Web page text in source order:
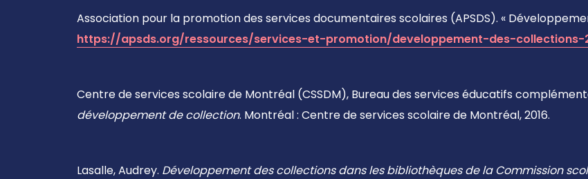
Association pour la promotion des services documentaires scolaires (APSDS). «
https://apsds.org/ressources/services-et-promotion/developpement-des-collections-
Centre de services scolaire de Montréal (CSSDM), Bureau des services éducatifs
développement de collection. Montréal : Centre de services scolaire de Montréal, 2016.
Lasalle, Audrey. Développement des collections dans les bibliothèques de la Commission